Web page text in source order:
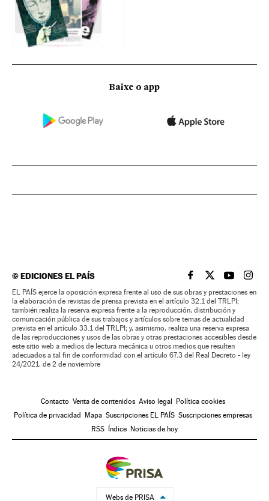
Baixe o app
©EDICIONES EL PAÍS EL PAÍS BRASIL EN
EL PAÍSEL PAÍS
EL
EL PAÍS ejerce la oposición expresa frente al uso de sus obras y prestaciones en
la elaboración de revistas de prensa prevista en el artículo 32.1 del TRLPI;
también realiza la reserva expresa frente a la reproducción, distribución y
comunicación pública de sus trabajos y artículos sobre temas de actualidad
prevista en el artículo 33.1 del TRLPI; y, asimismo, realiza una reserva expresa
de las reproducciones y usos de las obras y otras prestaciones accesibles desde
este sitio web a medios de lectura mecánica u otros medios que resulten
adecuados a tal fin de conformidad con el artículo 67.3 del Real Decreto - ley
24/2021, de 2 de noviembre
Contacto Venta de contenidos Aviso legal Política cookies
Política de privacidad Mapa Suscripciones EL PAÍS Suscripciones empresas
RSS Índice Noticias de hoy
Webs de PRISA